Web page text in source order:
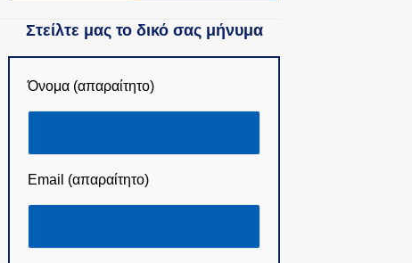
Στείλτε μας το δικό σας μήνυμα
Όνομα (απαραίτητο)
Email (απαραίτητο)